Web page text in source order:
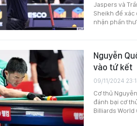
Jaspers và
Sheikh để xác
nhận phần
Nguyễn
vào tứ kết
09/11/2024
Cơ thủ
đánh bại cơ
Billiards